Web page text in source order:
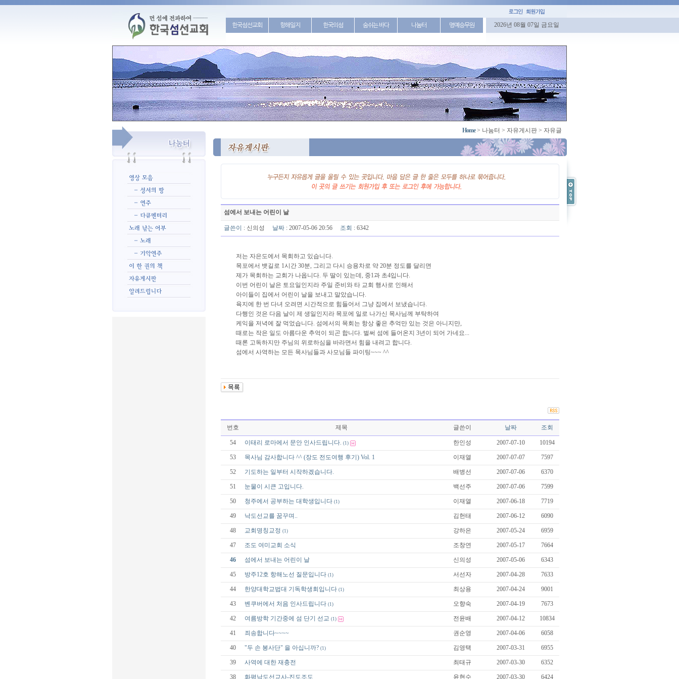
한국섬선교회 항해일지 한국의섬 숨쉬는 바다 나눔터 명예승무원 2026년 08월 07일 금요일
Home> 나눔터 > 자유게시판 > 자유글
섬에서 보내는 어린이 날
글쓴이 : 신의성 날짜 : 2007-05-06 20:56 조회 : 6342
저는 자은도에서 목회하고 있습니다.
목포에서 뱃길로 1시간 30분, 그리고 다시 승용차로 약 20분 정도를 달리면
제가 목회하는 교회가 나옵니다. 두 딸이 있는데, 중1과 초4입니다.
이번 어린이 날은 토요일인지라 주일 준비와 타 교회 행사로 인해서
아이들이 집에서 어린이 날을 보내고 말았습니다.
육지에 한 번 다녀 오려면 시간적으로 힘들어서 그냥 집에서 보냈습니다.
다행인 것은 다음 날이 제 생일인지라 목포에 일로 나가신 목사님께 부탁하여
케익을 저녁에 잘 먹었습니다. 섬에서의 목회는 항상 좋은 추억만 있는 것은 아니지만,
때로는 작은 일도 아름다운 추억이 되곤 합니다. 벌써 섬에 들어온지 3년이 되어 가네요...
때론 고독하지만 주님의 위로하심을 바라면서 힘을 내려고 합니다.
섬에서 사역하는 모든 목사님들과 사모님들 파이팅~~~ ^^
번호 제목 글쓴이 날짜 조회
54 이태리 로마에서 문안 인사드립니다. (1) 한인성 2007-07-10 10194
53 목사님 감사합니다 ^^ (장도 전도여행 후기) Vol. 1 이재열 2007-07-07 7597
52 기도하는 일부터 시작하겠습니다. 배병선 2007-07-06 6370
51 눈물이 시큰 고입니다. 백선주 2007-07-06 7599
50 청주에서 공부하는 대학생입니다 (1) 이재열 2007-06-18 7719
49 낙도선교를 꿈꾸며.. 김헌태 2007-06-12 6090
48 교회명칭교정 (1) 강하은 2007-05-24 6959
47 조도 여미교회 소식 조창연 2007-05-17 7664
46 섬에서 보내는 어린이 날 신의성 2007-05-06 6343
45 방주12호 항해노선 질문입니다 (1) 서선자 2007-04-28 7633
44 한양대학교법대 기독학생회입니다 (1) 최상용 2007-04-24 9001
43 벤쿠버에서 처음 인사드립니다 (1) 오향숙 2007-04-19 7673
42 여름방학 기간중에 섬 단기 선교 (1) 전윤배 2007-04-12 10834
41 죄송합니다~~~~ 권순영 2007-04-06 6058
40 "두 손 봉사단" 을 아십니까? (1) 김영택 2007-03-31 6955
39 사역에 대한 재충전 최태규 2007-03-30 6352
38 화평낙도선교사-진도조도 윤현수 2007-03-30 6424